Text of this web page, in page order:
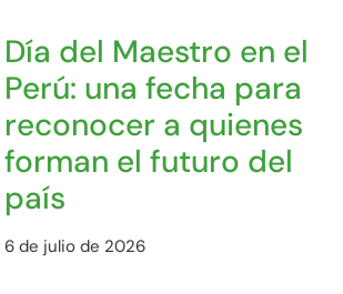
Día del Maestro en el
Perú: una fecha para
reconocer a quienes
forman el futuro del
país
6 de julio de 2026